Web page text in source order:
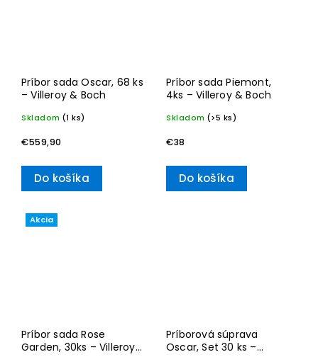
Príbor sada Oscar, 68 ks
– Villeroy & Boch
Skladom (1 ks)
€559,90
Do košíka
Príbor sada Piemont,
4ks – Villeroy & Boch
Skladom (>5 ks)
€38
Do košíka
Akcia
Príbor sada Rose
Garden, 30ks – Villeroy
Príborová súprava
Oscar, Set 30 ks –